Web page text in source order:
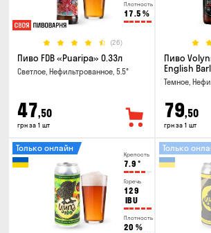
Плотность
17.5 %
(26)
Пиво FDB «Puaripa» 0.33л
Светлое, Нефильтрованное, 5.5°
47,50
грн за 1 шт
Пиво
English
Темное,
79,50
грн за 1 шт
Крепость
7.9 °
Горечь
129
IBU
Плотность
20 %
Только онлайн Только